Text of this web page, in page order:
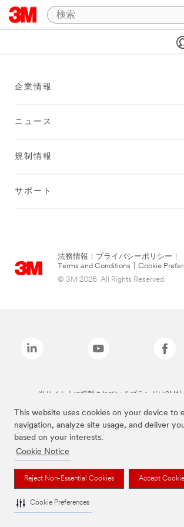
This website uses cookies on your device to
navigation, analyze site usage, and deliver
based on your interests.
Cookie Notice
Reject Non-Essential Cookies Accept
Cookie Preferences
企業情報
ニュース
規制情報
サポート
法務情報 プライバシーポリシー
Terms and Conditions
Cookie
© 3M 2026. All Rights Reserved.
当サイト上に掲載されているブランドは3M社